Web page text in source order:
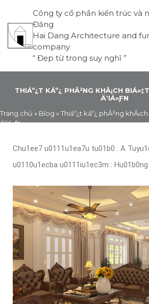
Công ty cổ phần kiến trúc và
Đăng
Hai Dang Architecture and
company
“ Đẹp từ trong suy nghĩ ”
THIÁº¿T KÁº¿ PHĂ²NG KHĂ¡CH
Ä‘IÁ»ƑN
Trang chủ » Blog »Thiáº¿t káº¿ phĂ²ng
Ä‘iá»ƒn
Chu1ee7 u0111u1ea7u tu01b0 : A
u0110u1ecba u0111iu1ec3m :